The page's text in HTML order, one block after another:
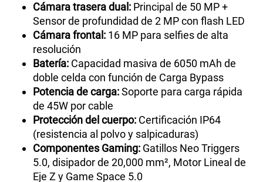
Cámara trasera dual: Principal de 50 MP +
Sensor de profundidad de 2 MP con flash LED
Cámara frontal: 16 MP para selfies de alta
resolución
Batería: Capacidad masiva de 6050 mAh de
doble celda con función de Carga Bypass
Potencia de carga:Soporte para carga rápida
de 45W por cable
Protección del cuerpo: Certificación IP64
(resistencia al polvo y salpicaduras)
Componentes Gaming: Gatillos Neo Triggers
5.0, disipador de 20,000 mm², Motor Lineal de
Eje Z y Game Space 5.0